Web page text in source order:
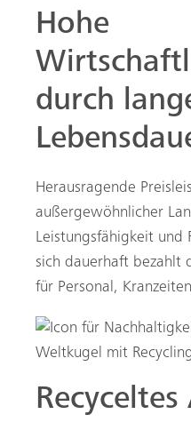
Hohe
durch
Herausragende
außergewöhnlicher
Leistungsfähigkeit und
sich dauerhaft bezahlt
für Personal,